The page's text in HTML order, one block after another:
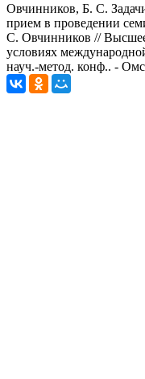
Овчинников, Б. С.
прием в проведении
С. Овчинников // Высшее
условиях
науч.-метод. конф.. -